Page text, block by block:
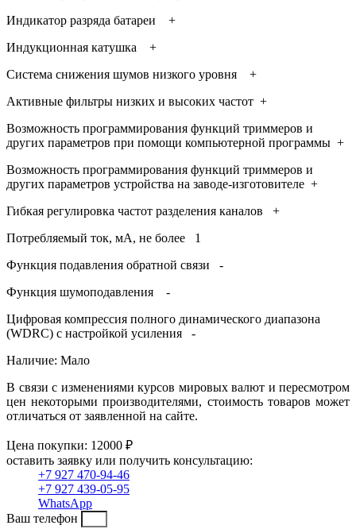
Индикатор разряда батареи +
Индукционная катушка +
Система снижения шумов низкого уровня +
Активные фильтры низких и высоких частот +
Возможность программирования функций триммеров и
других параметров при помощи компьютерной программы +
Возможность программирования функций триммеров и
других параметров устройства на заводе-изготовителе +
Гибкая регулировка частот разделения каналов +
Потребляемый ток, мА, не более 1
Функция подавления обратной связи -
Функция шумоподавления -
Цифровая компрессия полного динамического диапазона
(WDRC) с настройкой усиления -
Наличие: Мало
В связи с изменениями курсов мировых валют и пересмотром
цен некоторыми производителями, стоимость товаров может
отличаться от заявленной на сайте.
Цена покупки: 12000 ₽
оставить заявку или получить консультацию:
+7 927 470-94-46
+7 927 439-05-95
WhatsApp
Ваш телефон